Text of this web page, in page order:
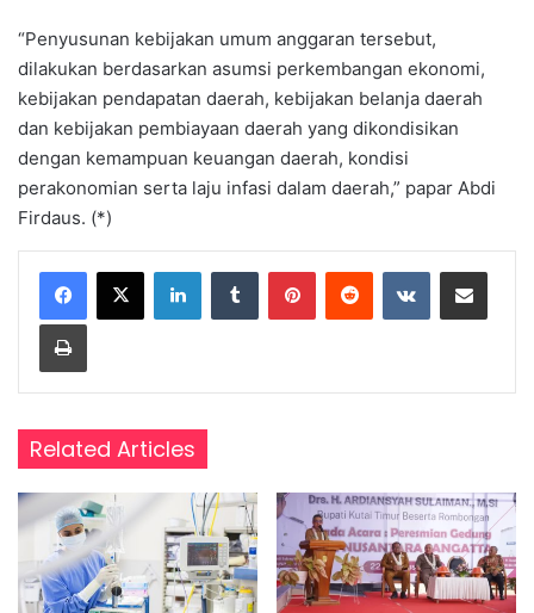
“Penyusunan kebijakan umum anggaran tersebut,
dilakukan berdasarkan asumsi perkembangan ekonomi,
kebijakan pendapatan daerah, kebijakan belanja daerah
dan kebijakan pembiayaan daerah yang dikondisikan
dengan kemampuan keuangan daerah, kondisi
perakonomian serta laju infasi dalam daerah,” papar Abdi
Firdaus. (*)
Related Articles